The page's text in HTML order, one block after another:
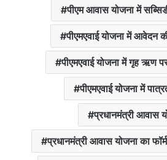
पीएम आवास योजना में
पीएमएवाई योजना में आवेदन
पीएमएवाई योजना में गृह ऋण
पीएमएवाई योजना में
प्रधानमंत्री आवास
प्रधानमंत्री आवास योजना का